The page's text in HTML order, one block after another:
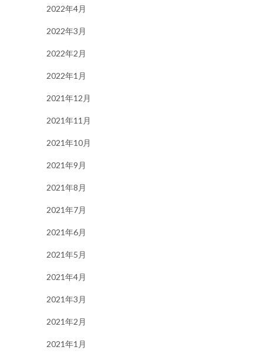
2022年4月
2022年3月
2022年2月
2022年1月
2021年12月
2021年11月
2021年10月
2021年9月
2021年8月
2021年7月
2021年6月
2021年5月
2021年4月
2021年3月
2021年2月
2021年1月